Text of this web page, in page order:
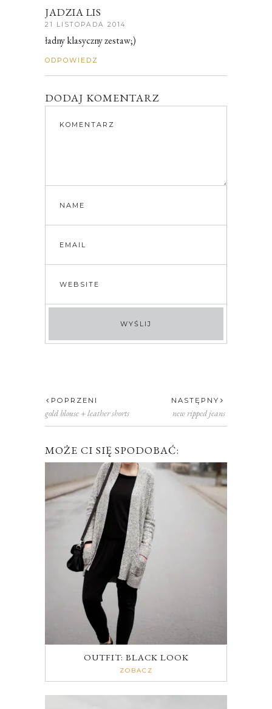
JADZIA LIS
21 LISTOPADA 2014
ładny klasyczny zestaw;)
ODPOWIEDZ
DODAJ KOMENTARZ
POPRZENI
gold blouse + leather shorts
NASTĘPNY
new ripped jeans
MOŻE CI SIĘ SPODOBAĆ:
OUTFIT: BLACK LOOK
ZOBACZ